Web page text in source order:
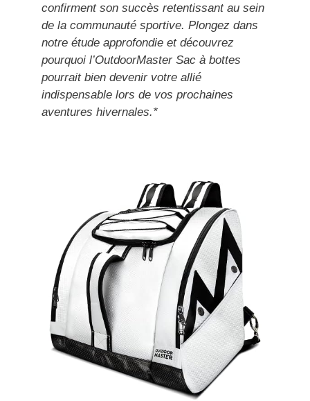
confirment son succès retentissant au sein
de la communauté sportive. Plongez dans
notre étude approfondie et découvrez
pourquoi l’OutdoorMaster Sac à bottes
pourrait bien devenir votre allié
indispensable lors de vos prochaines
aventures hivernales.*